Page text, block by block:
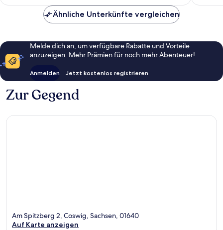
Bewertungen
Ähnliche Unterkünfte vergleichen
Melde dich an, um verfügbare Rabatte und Vorteile
anzuzeigen. Mehr Prämien für noch mehr Abenteuer!
Anmelden Jetzt kostenlos registrieren
Zur Gegend
Am Spitzberg 2, Coswig, Sachsen, 01640
Auf Karte anzeigen